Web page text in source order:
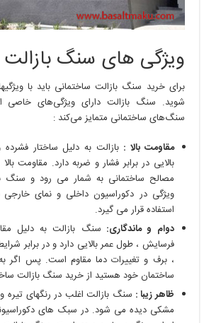
ویژگی‌ های سنگ بازالت
برای خرید سنگ بازالت ساختمانی باید با
شوید. سنگ بازالت دارای ویژگی‌های
سنگ‌های ساختمانی متمایز می‌کند :
مقاومت بالا : بازالت به دلیل ساختار
بالایی در برابر فشار و ضربه دارد. مقاومت
مصالح ساختمانی به شمار می رود و سنگ
ویژگی در دکوراسیون داخلی و نمای خارجی
استفاده قرار می گیرد.
دوام و ماندگاری: سنگ بازالت به دلیل
فرسایش ، طول عمر بالایی دارد و در برابر
، برف و تغییرات دما مقاوم است. پس اگر
ساختمان خود هستید از خرید سنگ بازالت
ظاهر زیبا : سنگ بازالت اغلب در رنگهای
مشکی دیده می شود. در سبک های